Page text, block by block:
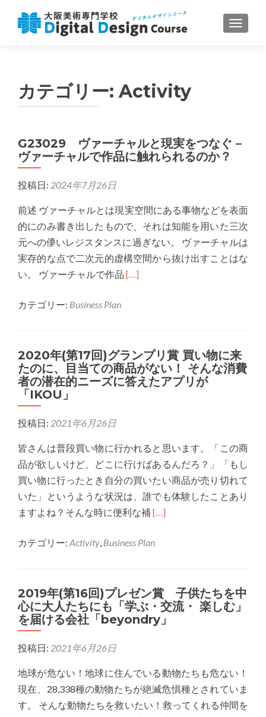
ナビゲ
カテゴリー: Activity
G23029 ヴァーチャルと現実をつなぐ –
ヴァーチャルで作品に触れられるのか？
投稿日: 2024年7月26日
前述 ヴァーチャルとは現実空間にある事物などを表面
的にのみ書き出したもので、それは知能を用いた三次
元への儚いレジスタンスに過ぎない。 ヴァーチャルは
実存的な点で二次元的虚構空間から抜け出すことはな
い。 ヴァーチャルで作品 Read
ァ
ー
チ
現
実
を
つ
な
–
ー
チ
ャ
作
品
に
[…]
カテゴリー: Business Plan
2020年(第17回)グランプリ賞 買い物に来
たのに、目当ての商品がない！ そんな消費
者の潜在的ニーズに答えたアプリが
「IKOU」
投稿日: 2021年6月26日
皆さんは普段買い物に行かれると思います。「この商
品が欲しいけど、どこに行けばあるんだろ？」「もし
買い物に行ったとき自分の買いたい商品が売り切れて
いた」というような状況は、誰でも体験したことあり
ますよね？そんな時に便利な補Read
about
(第
17
回)
ン
プ
リ
[…]
カテゴリー: Activity, Business Plan
2019年(第16回)プレゼン賞 子供たちを中
心に大人たちにも「学ぶ・交流・ 楽しむ」
を届ける会社「beyondry」
投稿日: 2021年6月26日
地球が危ない！地球に住んでいる動物たちも危ない！
現在、28,338種の動物たちが絶滅危惧種とされていま
す。 そんな動物たちを救いたい！救ってくれる仲間を